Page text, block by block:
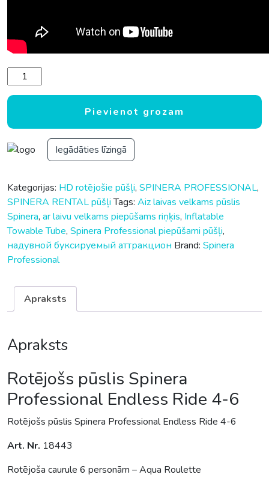
Rotējošs pūslis Spinera Professional Endless Ride 4-6
Pievienot grozam
Iegādāties līzingā
Kategorijas: HD rotējošie pūšļi, SPINERA PROFESSIONAL,
SPINERA RENTAL pūšļi Tags: Aiz laivas velkams pūslis
Spinera, ar laivu velkams piepūšams riņķis, Inflatable
Towable Tube, Spinera Professional piepūšami pūšļi,
надувной буксируемый аттракцион Brand: Spinera
Professional
Apraksts
Apraksts
Rotējošs pūslis Spinera
Professional Endless Ride 4-6
Rotējošs pūslis Spinera Professional Endless Ride 4-6
Art. Nr. 18443
Rotējoša caurule 6 personām – Aqua Roulette